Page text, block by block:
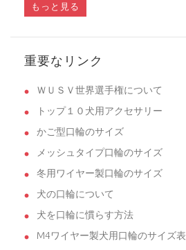
もっと見る
重要なリンク
ＷＵＳＶ世界選手権について
トップ１０犬用アクセサリー
かご型口輪のサイズ
メッシュタイプ口輪のサイズ
冬用ワイヤー製口輪のサイズ
犬の口輪について
犬を口輪に慣らす方法
M4ワイヤー製犬用口輪のサイズ表